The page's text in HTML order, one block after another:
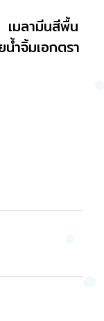
เมลามีนสีพื้น
น้ำจิ้มเอกตรา